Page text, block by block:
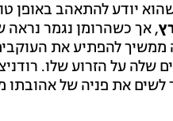
יודע להתאהב באופן
, אך כשהרומן נגמר
ממשיך להפתיע את
על הזרוע שלו.
את פניה של אהובתו